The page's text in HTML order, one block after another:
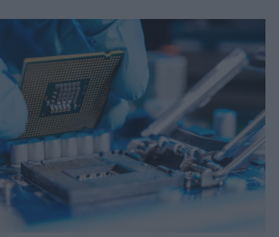
szerint a szoftverfejlesztők
a Claude nyelvi modell elérésére,
az amerikai MI-fejlesztők közül az
a legszigorúbb korlátozásokat
- számolt be aFinancial Times.